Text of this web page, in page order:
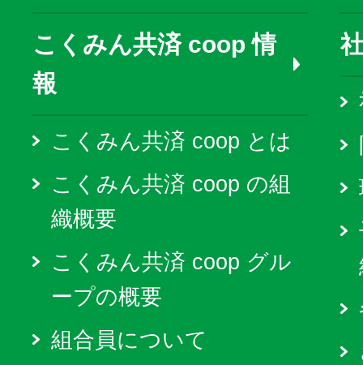
こくみん共済 coop 情
報
こくみん共済 coop とは
こくみん共済 coop の組
織概要
こくみん共済 coop グル
ープの概要
組合員について